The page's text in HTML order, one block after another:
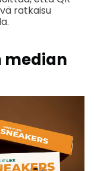
ratkaisu
median